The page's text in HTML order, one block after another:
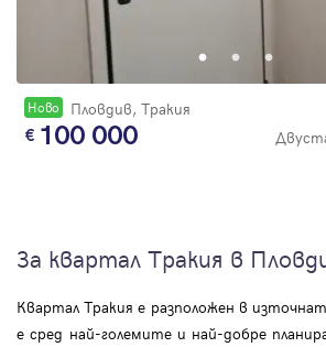
Новo Пловдив, Тракия
100 000
За квартал Тракия в
Квартал Тракия е разположен в
е сред най-големите и най-добре